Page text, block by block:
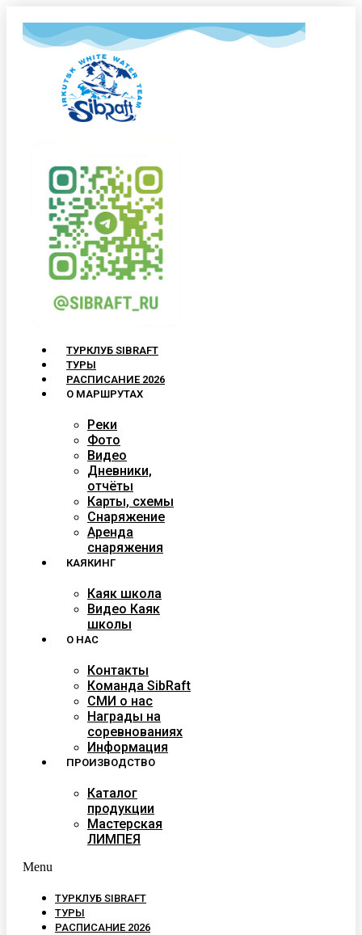
ТУРКЛУБ SIBRAFT
ТУРЫ
РАСПИСАНИЕ 2026
О МАРШРУТАХ
Реки
Фото
Видео
Дневники,
отчёты
Карты, схемы
Снаряжение
Аренда
снаряжения
КАЯКИНГ
Каяк школа
Видео Каяк
школы
О НАС
Контакты
Команда SibRaft
СМИ о нас
Награды на
соревнованиях
Информация
ПРОИЗВОДСТВО
Каталог
продукции
Мастерская
ЛИМПЕЯ
Menu
ТУРКЛУБ SIBRAFT
ТУРЫ
РАСПИСАНИЕ 2026